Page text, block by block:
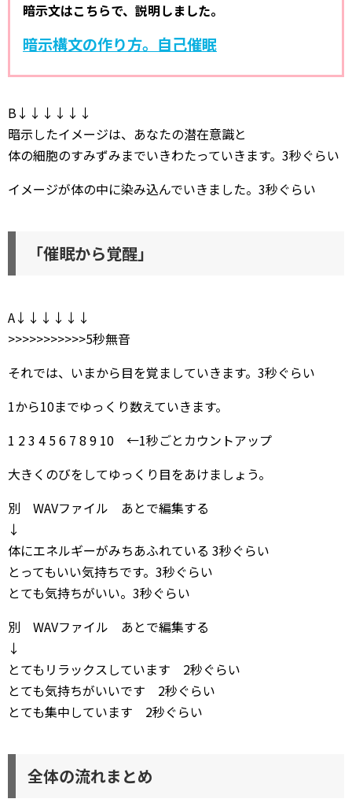
暗示文はこちらで、説明しました。
暗示構文の作り方。自己催眠
B↓↓↓↓↓↓
暗示したイメージは、あなたの潜在意識と
体の細胞のすみずみまでいきわたっていきます。3秒ぐらい
イメージが体の中に染み込んでいきました。3秒ぐらい
「催眠から覚醒」
A↓↓↓↓↓↓
>>>>>>>>>>>5秒無音
それでは、いまから目を覚ましていきます。3秒ぐらい
1から10までゆっくり数えていきます。
1 2 3 4 5 6 7 8 9 10 ←1秒ごとカウントアップ
大きくのびをしてゆっくり目をあけましょう。
別 WAVファイル あとで編集する
↓
体にエネルギーがみちあふれている 3秒ぐらい
とってもいい気持ちです。3秒ぐらい
とても気持ちがいい。3秒ぐらい
別 WAVファイル あとで編集する
↓
とてもリラックスしています 2秒ぐらい
とても気持ちがいいです 2秒ぐらい
とても集中しています 2秒ぐらい
全体の流れまとめ